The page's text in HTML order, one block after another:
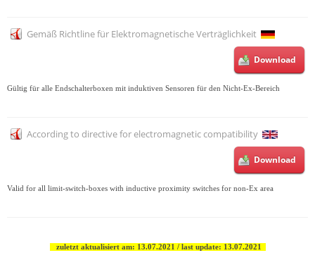
Gemäß Richtline für Elektromagnetische Verträglichkeit
Download
Gültig für alle Endschalterboxen mit induktiven Sensoren für den Nicht-Ex-Bereich
According to directive for electromagnetic compatibility
Download
Valid for all limit-switch-boxes with inductive proximity switches for non-Ex area
zuletzt aktualisiert am: 13.07.2021 / last update: 13.07.2021